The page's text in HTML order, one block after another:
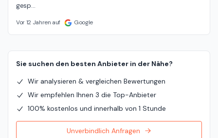
gesp…
Vor 12 Jahren auf Google
Sie suchen den besten Anbieter in der Nähe?
Wir analysieren & vergleichen Bewertungen
Wir empfehlen Ihnen 3 die Top-Anbieter
100% kostenlos und innerhalb von 1 Stunde
Unverbindlich Anfragen